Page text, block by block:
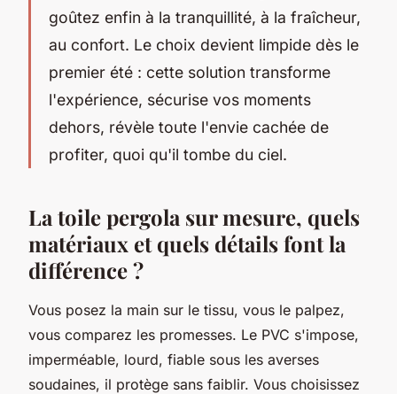
goûtez enfin à la tranquillité, à la fraîcheur,
au confort. Le choix devient limpide dès le
premier été : cette solution transforme
l'expérience, sécurise vos moments
dehors, révèle toute l'envie cachée de
profiter, quoi qu'il tombe du ciel.
La toile pergola sur mesure, quels
matériaux et quels détails font la
différence ?
Vous posez la main sur le tissu, vous le palpez,
vous comparez les promesses. Le PVC s'impose,
imperméable, lourd, fiable sous les averses
soudaines, il protège sans faiblir. Vous choisissez